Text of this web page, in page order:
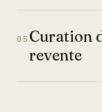
05 Curation
revente